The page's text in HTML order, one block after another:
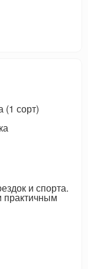
(1 сорт)
и спорта.
практичным